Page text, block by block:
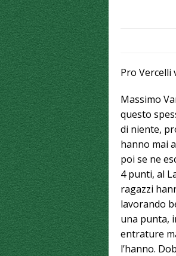
Pro Vercelli
Massimo
questo
di niente,
hanno mai
poi se ne
4 punti, al
ragazzi
lavorando
una punta,
entrature
l’hanno.